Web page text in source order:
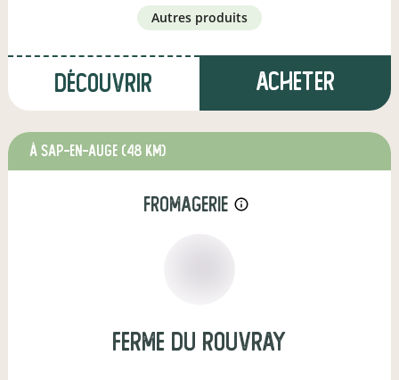
autres produits
Découvrir Acheter
à Sap-en-Auge (48 km)
fromagerie info_outline
Ferme du rouvray